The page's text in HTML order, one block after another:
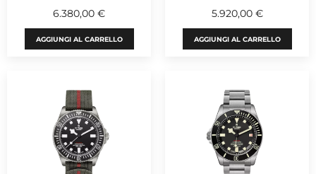
6.380,00 €
AGGIUNGI AL CARRELLO
5.920,00 €
AGGIUNGI AL CARRELLO